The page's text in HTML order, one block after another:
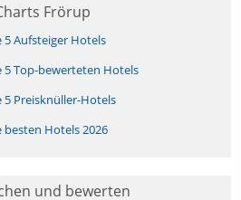
Frörup
5 Aufsteiger Hotels
5 Top-bewerteten Hotels
5 Preisknüller-Hotels
besten Hotels 2026
und bewerten